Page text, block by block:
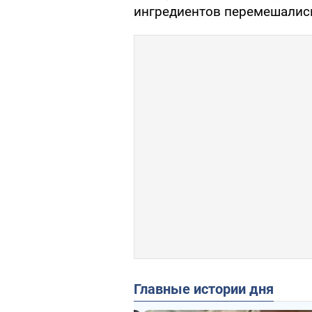
ингредиентов
Главные истории дня